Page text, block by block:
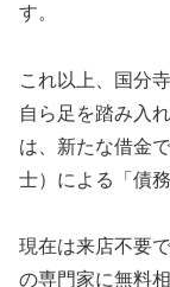
す。
これ以上、国分
自ら足を踏み入
は、新たな借金
士）による「債
現在は来店不要
の専門家に無料